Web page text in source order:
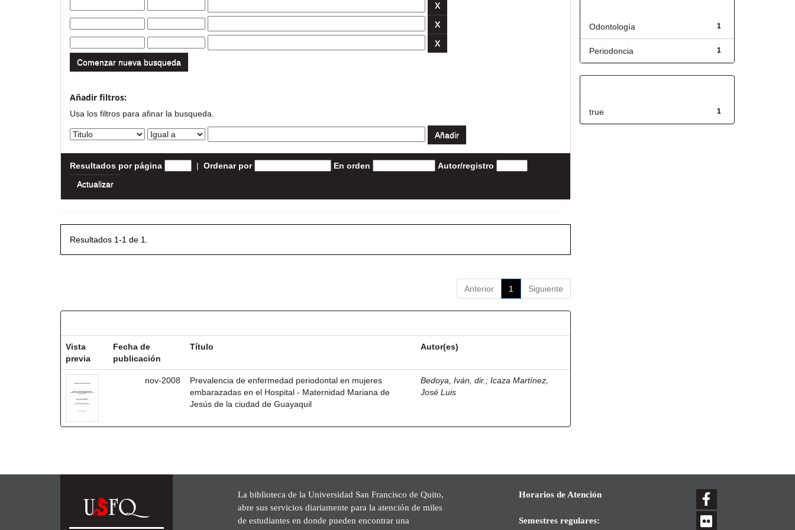
Comenzar nueva busqueda
Añadir filtros:
Usa los filtros para afinar la busqueda.
Resultados por página | Ordenar por En orden Autor/registro
Resultados 1-1 de 1.
Anterior 1 Siguiente
Vista
previa
Fecha de
publicación
Título Autor(es)
nov-2008
Prevalencia de enfermedad periodontal en mujeres
embarazadas en el Hospital - Maternidad Mariana de
Jesús de la ciudad de Guayaquil
Bedoya, Iván, dir. ;Icaza Martínez,
José Luis
1
Odontología
1
Periodoncia
1
true
La biblioteca de la Universidad San Francisco de Quito,
abre sus servicios diariamente para la atención de miles
de estudiantes en donde pueden encontrar una
Horarios de Atención
Semestres regulares: